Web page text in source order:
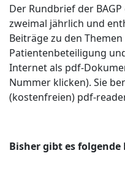
Der Rundbrief der
zweimal jährlich und
Beiträge zu den
Patientenbeteiligung
Internet als pdf-
Nummer klicken). Sie
(kostenfreien) pdf-
Bisher gibt es folgende